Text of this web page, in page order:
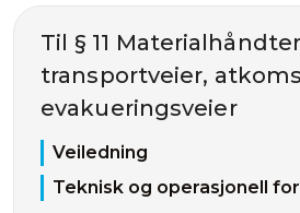
Til § 11
transportveier,
evakueringsveier
Veiledning
Teknisk og operasjonell